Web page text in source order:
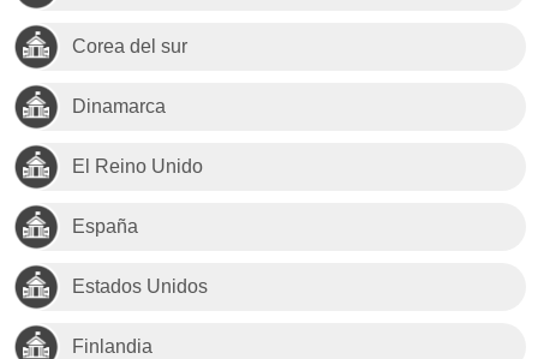
Corea del sur
Dinamarca
El Reino Unido
España
Estados Unidos
Finlandia